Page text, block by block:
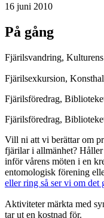
16 juni 2010
På gång
Fjärilsvandring,
Fjärilsexkursion,
Fjärilsföredrag,
Fjärilsföredrag,
Vill ni att vi berättar om
fjärilar i allmänhet?
inför vårens möten i en
entomologisk förening
eller ring så ser vi om det
Aktiviteter märkta med
tar ut en kostnad för.